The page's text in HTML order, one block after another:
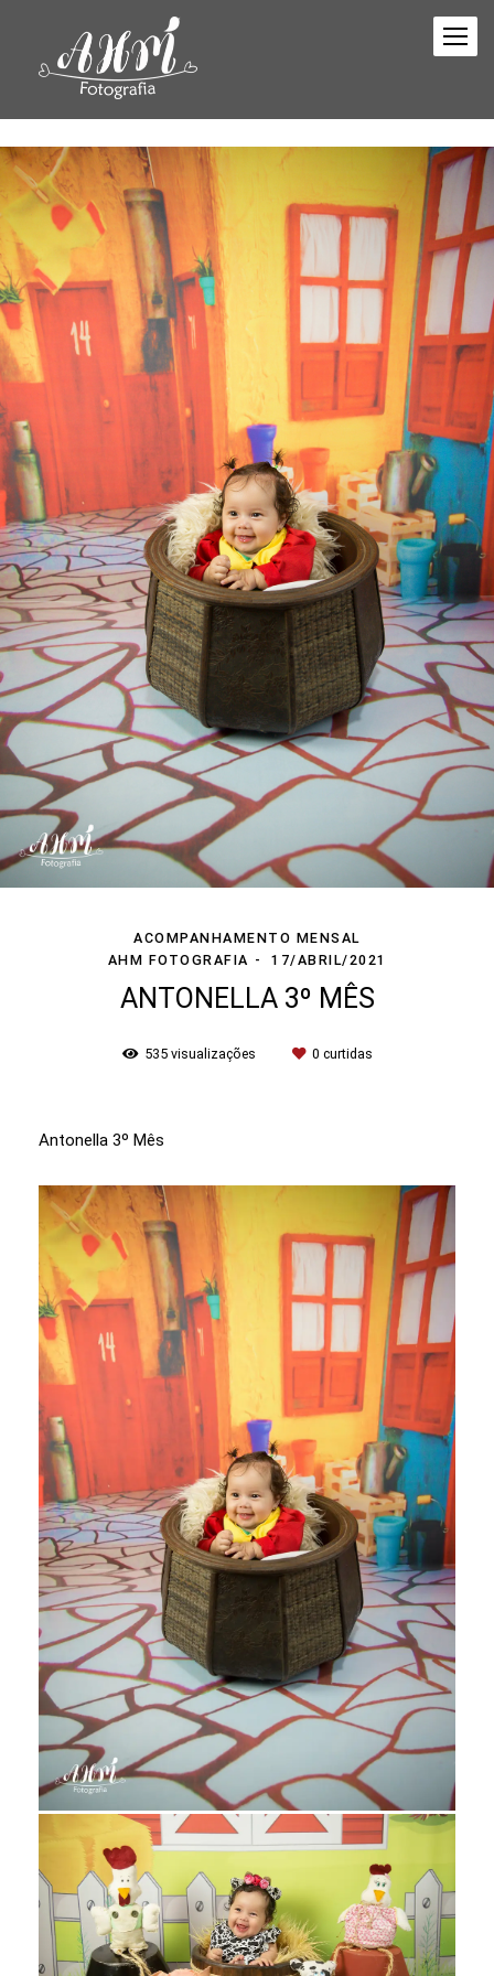
ACOMPANHAMENTO MENSAL
AHM FOTOGRAFIA
17/ABRIL/2021
ANTONELLA 3º MÊS
535visualizações 0 curtidas
Antonella 3º Mês